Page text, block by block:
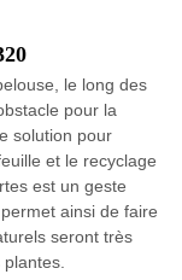
le long des
pour la
solution pour
et le recyclage
est un geste
ainsi de faire
seront très